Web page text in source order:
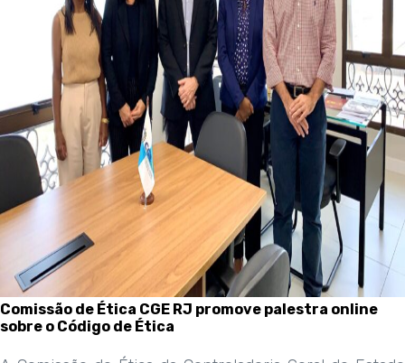
Comissão de Ética CGE RJ promove palestra online
sobre o Código de Ética